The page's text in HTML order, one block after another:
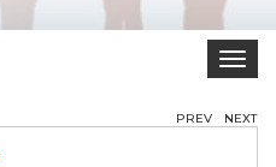
Toggle
PREV NEXT